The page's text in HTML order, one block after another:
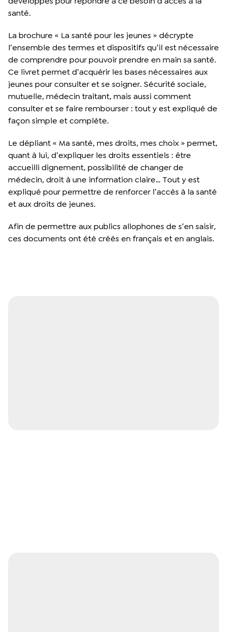
santé.
La brochure « La santé pour les jeunes » décrypte
l’ensemble des termes et dispositifs qu’il est nécessaire
de comprendre pour pouvoir prendre en main sa santé.
Ce livret permet d’acquérir les bases nécessaires aux
jeunes pour consulter et se soigner. Sécurité sociale,
mutuelle, médecin traitant, mais aussi comment
consulter et se faire rembourser : tout y est expliqué de
façon simple et complète.
Le dépliant « Ma santé, mes droits, mes choix » permet,
quant à lui, d’expliquer les droits essentiels : être
accueilli dignement, possibilité de changer de
médecin, droit à une information claire… Tout y est
expliqué pour permettre de renforcer l’accès à la santé
et aux droits de jeunes.
Afin de permettre aux publics allophones de s’en saisir,
ces documents ont été créés en français et en anglais.